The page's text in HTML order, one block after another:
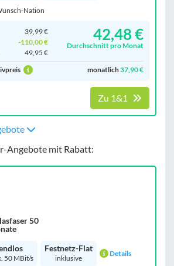
Nation
39,99 €
-110,00 €
49,95 €
42,48 €
Durchschnitt pro Monat
monatlich37,90 €
Zu 1&1
Angebote mit Rabatt:
50
50 MBit/s
Festnetz-Flat
inklusive
Details